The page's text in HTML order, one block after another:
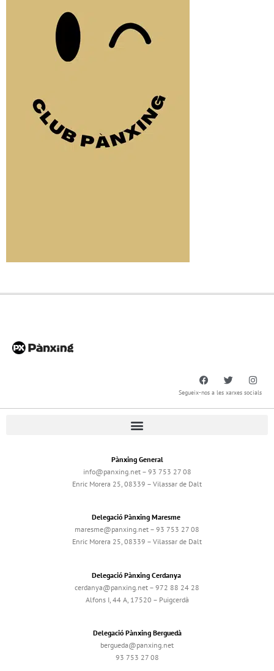
Segueix-nos a les xarxes socials
Pànxing General
info@panxing.net – 93 753 27 08
Enric Morera 25, 08339 – Vilassar de Dalt
Delegació Pànxing Maresme
maresme@panxing.net – 93 753 27 08
Enric Morera 25, 08339 – Vilassar de Dalt
Delegació Pànxing Cerdanya
cerdanya@panxing.net – 972 88 24 28
Alfons I, 44 A, 17520 – Puigcerdà
Delegació Pànxing Berguedà
bergueda@panxing.net
93 753 27 08